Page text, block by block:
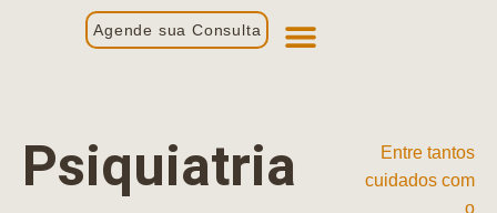
Agende sua Consulta
Psiquiatria
Entre tantos
cuidados com
o